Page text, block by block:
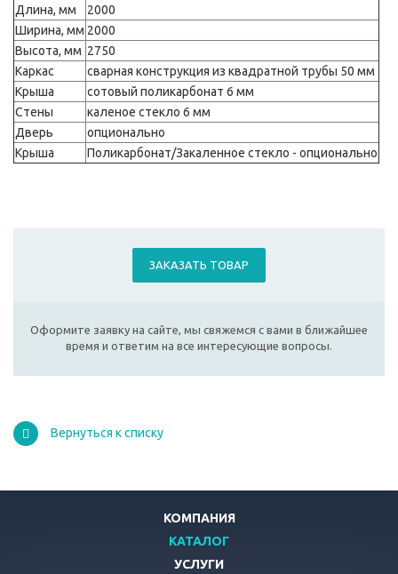
Длина, мм
2000
Ширина, мм 2000
Высота, мм 2750
Каркас
сварная конструкция из квадратной трубы 50 мм
Крыша
сотовый поликарбонат 6 мм
Стены
каленое стекло 6 мм
Дверь
опционально
Крыша
Поликарбонат/Закаленное стекло - опционально
ЗАКАЗАТЬ ТОВАР
Оформите заявку на сайте, мы свяжемся с вами в ближайшее
время и ответим на все интересующие вопросы.
Вернуться к списку
КОМПАНИЯ
КАТАЛОГ
УСЛУГИ